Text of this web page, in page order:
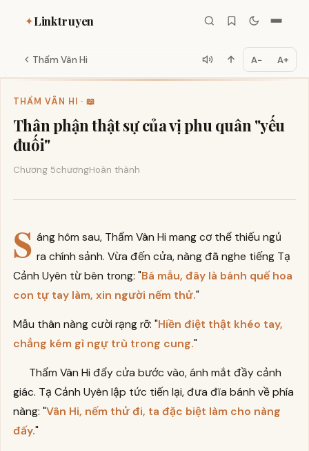
✦Linktruyen
Thẩm Vân Hi A− A+
THẨM VÂN HI · 📖
Thân phận thật sự của vị phu quân "yếu
đuối"
Chương 5chươngHoàn thành
S áng hôm sau, Thẩm Vân Hi mang cơ thể thiếu ngủ
ra chính sảnh. Vừa đến cửa, nàng đã nghe tiếng Tạ
Cảnh Uyên từ bên trong: "Bá mẫu, đây là bánh quế hoa
con tự tay làm, xin người nếm thử."
Mẫu thân nàng cười rạng rỡ: "Hiền điệt thật khéo tay,
chẳng kém gì ngự trù trong cung."
Thẩm Vân Hi đẩy cửa bước vào, ánh mắt đầy cảnh
giác. Tạ Cảnh Uyên lập tức tiến lại, đưa đĩa bánh về phía
nàng: "Vân Hi, nếm thử đi, ta đặc biệt làm cho nàng
đấy."